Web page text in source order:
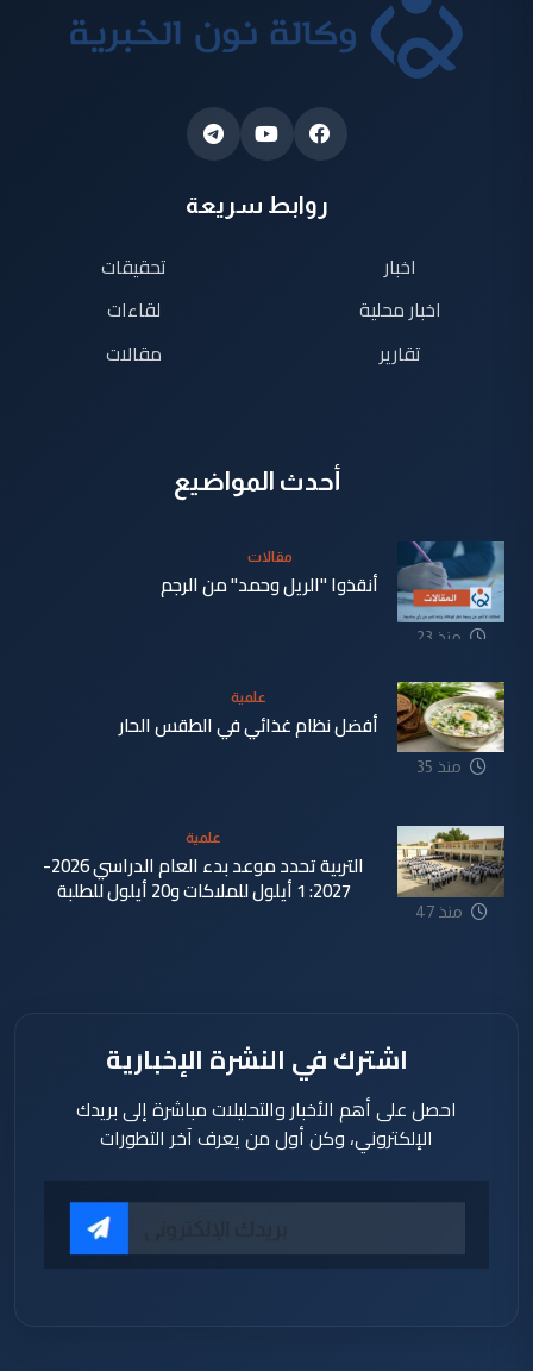
روابط سريعة
اخبار
اخبار محلية
تقارير
تحقيقات
لقاءات
مقالات
أحدث المواضيع
منذ 23
مقالات
أنقذوا "الريل وحمد" من الرجم
منذ 35
علمية
أفضل نظام غذائي في الطقس الحار
منذ 47
علمية
التربية تحدد موعد بدء العام الدراسي 2026-
2027: 1 أيلول للملاكات و20 أيلول للطلبة
اشترك في النشرة الإخبارية
احصل على أهم الأخبار والتحليلات مباشرة إلى بريدك
الإلكتروني، وكن أول من يعرف آخر التطورات